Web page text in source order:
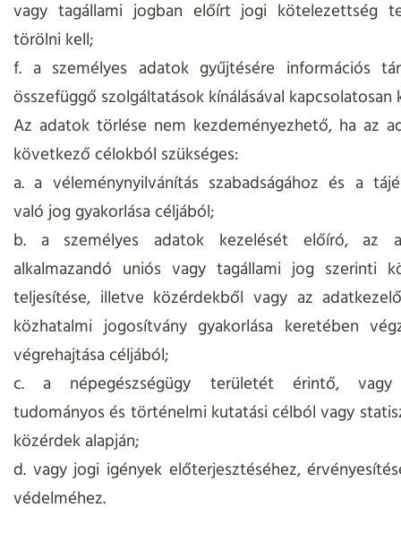
vagy tagállami jogban előírt jogi kötelezettség
törölni kell;
f. a személyes adatok gyűjtésére információs
összefüggő szolgáltatások kínálásával kapcsolatosan
Az adatok törlése nem kezdeményezhető, ha az
következő célokból szükséges:
a. a véleménynyilvánítás szabadságához és a
való jog gyakorlása céljából;
b. a személyes adatok kezelését előíró, az
alkalmazandó uniós vagy tagállami jog szerinti
teljesítése, illetve közérdekből vagy az
közhatalmi jogosítvány gyakorlása keretében
végrehajtása céljából;
c. a népegészségügy területét érintő, vagy
tudományos és történelmi kutatási célból vagy
közérdek alapján;
d. vagy jogi igények előterjesztéséhez,
védelméhez.